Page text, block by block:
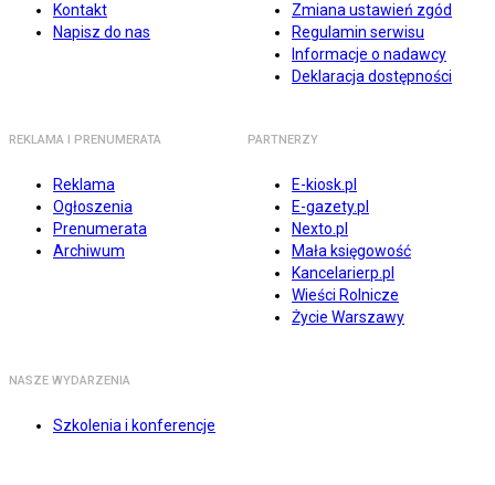
Kontakt
Napisz do nas
Zmiana ustawień zgód
Regulamin serwisu
Informacje o nadawcy
Deklaracja dostępności
REKLAMA I PRENUMERATA
Reklama
Ogłoszenia
Prenumerata
Archiwum
PARTNERZY
E-kiosk.pl
E-gazety.pl
Nexto.pl
Mała księgowość
Kancelarierp.pl
Wieści Rolnicze
Życie Warszawy
NASZE WYDARZENIA
Szkolenia i konferencje